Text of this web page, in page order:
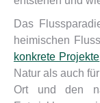
Das
heimischen
konkrete Projekte
Natur als auch
Ort und den